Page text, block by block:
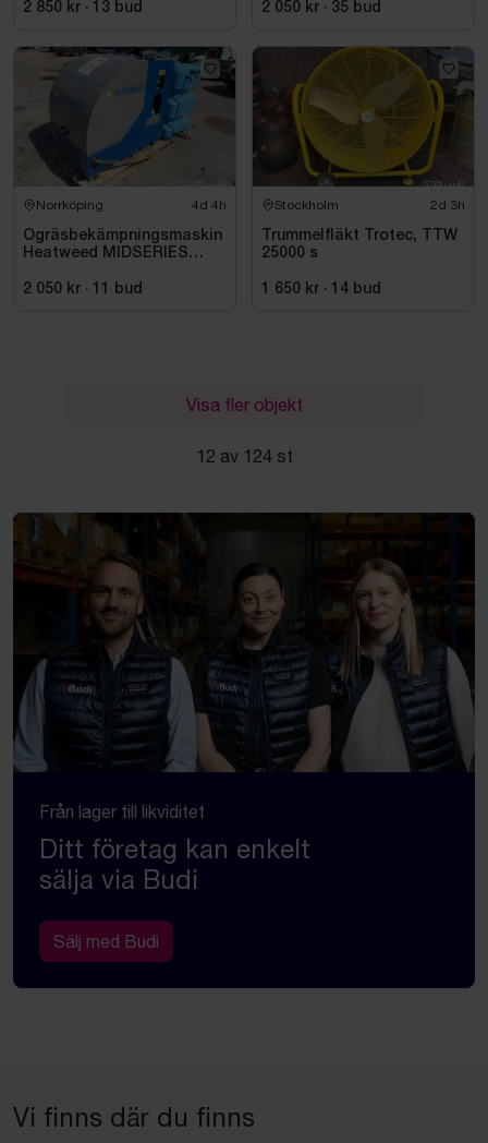
2 850 kr · 13 bud 2 050 kr · 35 bud
Norrköping 4d 4h
Ogräsbekämpningsmaskin
Heatweed MIDSERIES
2 050 kr · 11 bud
Stockholm 2d 3h
Trummelfläkt Trotec, TTW
25000 s
1 650 kr · 14 bud
Visa fler objekt
12 av 124 st
Från lager till likviditet
Ditt företag kan enkelt
sälja via Budi
Sälj med Budi
Vi finns där du finns